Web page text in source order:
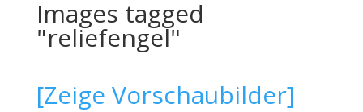
Images tagged
"reliefengel"
[Zeige Vorschaubilder]